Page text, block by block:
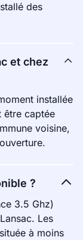
des
et chez
installée
être captée
voisine,
?
3.5 Ghz)
Les
à moins